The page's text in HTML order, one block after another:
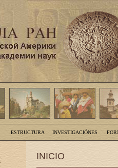
ESTRUCTURA INVESTIGACIÓNES
INICIO